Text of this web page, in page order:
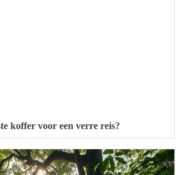
koffer voor een verre reis?